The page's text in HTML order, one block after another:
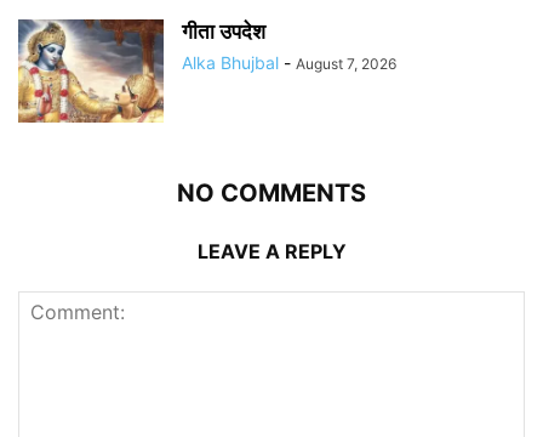
गीता उपदेश
Alka Bhujbal - August 7, 2026
NO COMMENTS
LEAVE A REPLY